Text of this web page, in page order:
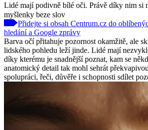
Lidé mají podivně bílé oči. Právě díky nim si
myšlenky beze slov
Přidejte si obsah Centrum.cz do
hledání a Google zprávy
Barva očí přitahuje pozornost okamžitě, ale
lidského pohledu leží jinde. Lidé mají
díky kterému je snadnější poznat, kam se
anatomický detail tak mohl sehrát
spolupráci, řeči, důvěře i schopnosti sdílet